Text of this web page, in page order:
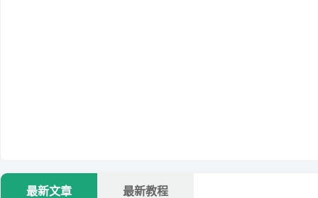
1
2
最新文章 最新教程